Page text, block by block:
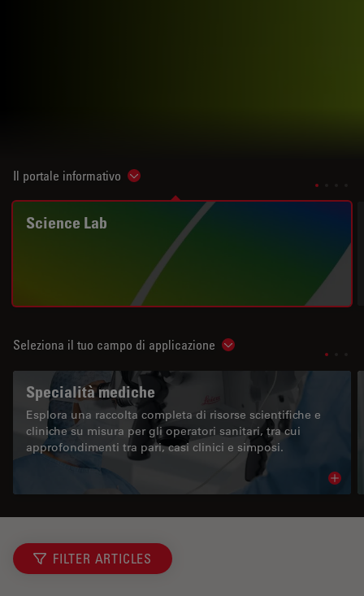
Il portale informativo Show subnavigation
Science Lab
Seleziona il tuo campo di applicazione Show subnavigation
Specialità mediche
Esplora una raccolta completa di risorse scientifiche e
cliniche su misura per gli operatori sanitari, tra cui
approfondimenti tra pari, casi clinici e simposi.
FILTER ARTICLES